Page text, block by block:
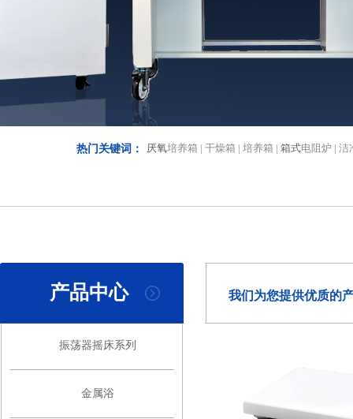
厌氧培养箱 | 干燥箱 | 培养箱 | 箱式电阻炉 | 洁
热门关键词：
产品中心 我们为您提供优质的
振荡器摇床系列
金属浴